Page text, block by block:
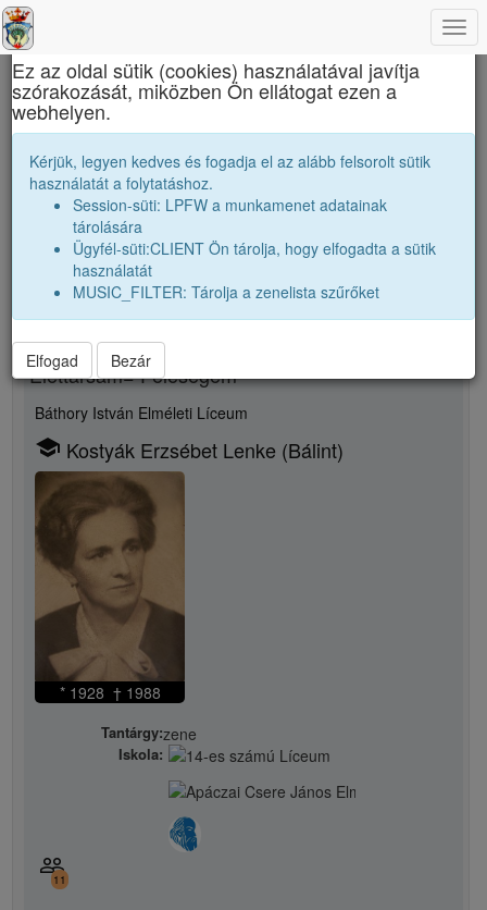
Református Kollégium
Tanári kar Kostyák Imre
whatshot folder_shared
Új rokonsági kapcsolat megjelölése
Rokon neme
Élettársam= Feleségem
Báthory István Elméleti Líceum
school Kostyák Erzsébet Lenke (Bálint)
* 1928 † 1988
Tantárgy:zene
Iskola:
people_outline
11
×
Ez az oldal sütik (cookies) használatával javítja
szórakozását, miközben Ön ellátogat ezen a
webhelyen.
Kérjük, legyen kedves és fogadja el az alább felsorolt sütik
használatát a folytatáshoz.
Session-süti: LPFW a munkamenet adatainak
tárolására
Ügyfél-süti:CLIENT Ön tárolja, hogy elfogadta a sütik
használatát
MUSIC_FILTER: Tárolja a zenelista szűrőket
Elfogad Bezár